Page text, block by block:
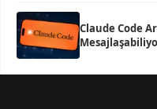
Claude Code